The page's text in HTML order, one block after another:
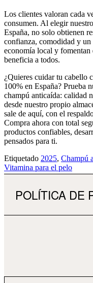
Los clientes valoran cada
consumen. Al elegir
España, no solo obtienen
confianza, comodidad y
economía local y
beneficia a todos.
¿Quieres cuidar tu cabello
100% en España? Prueba
champú anticaída: calidad
desde nuestro propio
sale de aquí, con el
Compra ahora con total
productos confiables,
pensados para ti.
Etiquetado 2025, Champú
Vitamina para el pelo
POLÍTICA DE